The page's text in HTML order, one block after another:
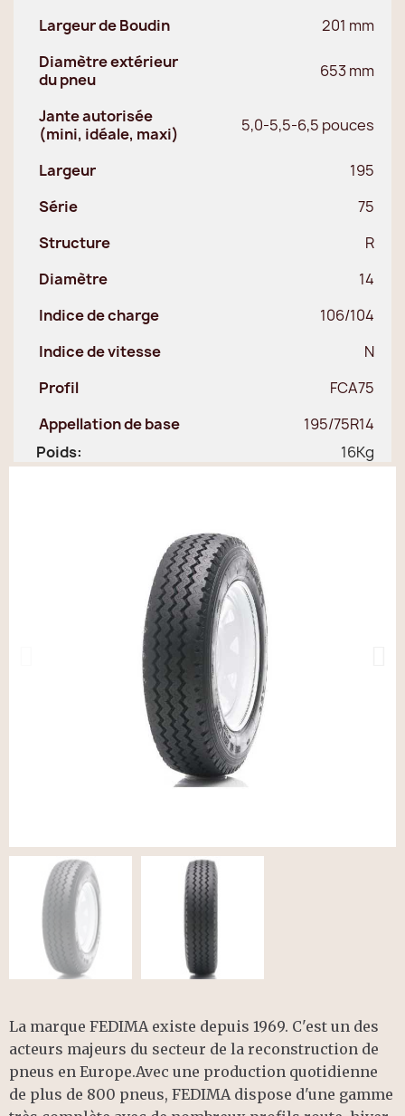
La marque FEDIMA existe depuis 1969. C'est un des
acteurs majeurs du secteur de la reconstruction de
pneus en Europe.Avec une production quotidienne
de plus de 800 pneus, FEDIMA dispose d'une gamme
Largeur de Boudin
201 mm
Diamètre extérieur
du pneu
653 mm
Jante autorisée
(mini, idéale, maxi)
5,0-5,5-6,5 pouces
Largeur
195
Série
75
Structure
R
Diamètre
14
Indice de charge
106/104
Indice de vitesse
N
Profil
FCA75
Appellation de base
195/75R14
Poids:
16Kg